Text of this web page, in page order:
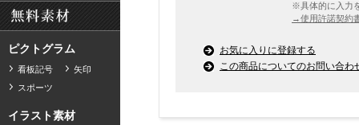
ピクトグラム
看板記号
矢印
スポーツ
イラスト素材
※具体的に入力
→使用許諾契約
お気に入りに登録する
この商品についてのお問い合わ